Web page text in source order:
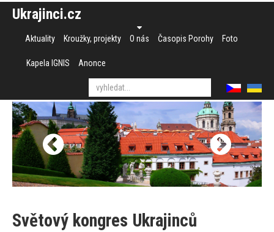
Ukrajinci.cz
Aktuality Kroužky, projekty O nás Časopis Porohy Foto
Kapela IGNIS Anonce
Světový kongres Ukrajinců